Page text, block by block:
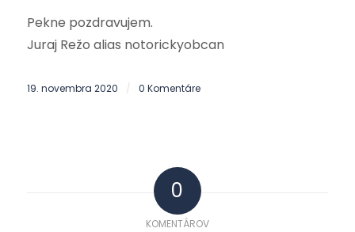
Pekne pozdravujem.
Juraj Režo alias notorickyobcan
19. novembra 2020 / 0 Komentáre
0
KOMENTÁROV